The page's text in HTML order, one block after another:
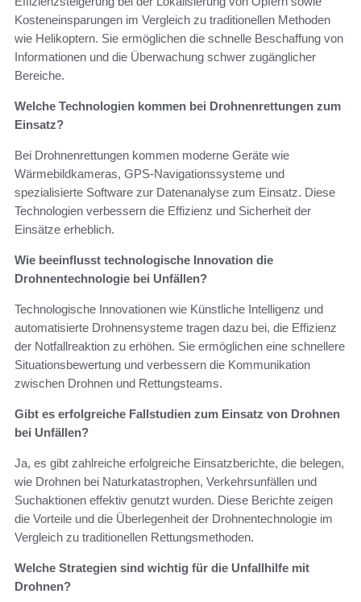
Kosteneinsparungen im Vergleich zu traditionellen Methoden
wie Helikoptern. Sie ermöglichen die schnelle Beschaffung von
Informationen und die Überwachung schwer zugänglicher
Bereiche.
Welche Technologien kommen bei Drohnenrettungen zum
Einsatz?
Bei Drohnenrettungen kommen moderne Geräte wie
Wärmebildkameras, GPS-Navigationssysteme und
spezialisierte Software zur Datenanalyse zum Einsatz. Diese
Technologien verbessern die Effizienz und Sicherheit der
Einsätze erheblich.
Wie beeinflusst technologische Innovation die
Drohnentechnologie bei Unfällen?
Technologische Innovationen wie Künstliche Intelligenz und
automatisierte Drohnensysteme tragen dazu bei, die Effizienz
der Notfallreaktion zu erhöhen. Sie ermöglichen eine schnellere
Situationsbewertung und verbessern die Kommunikation
zwischen Drohnen und Rettungsteams.
Gibt es erfolgreiche Fallstudien zum Einsatz von Drohnen
bei Unfällen?
Ja, es gibt zahlreiche erfolgreiche Einsatzberichte, die belegen,
wie Drohnen bei Naturkatastrophen, Verkehrsunfällen und
Suchaktionen effektiv genutzt wurden. Diese Berichte zeigen
die Vorteile und die Überlegenheit der Drohnentechnologie im
Vergleich zu traditionellen Rettungsmethoden.
Welche Strategien sind wichtig für die Unfallhilfe mit
Drohnen?